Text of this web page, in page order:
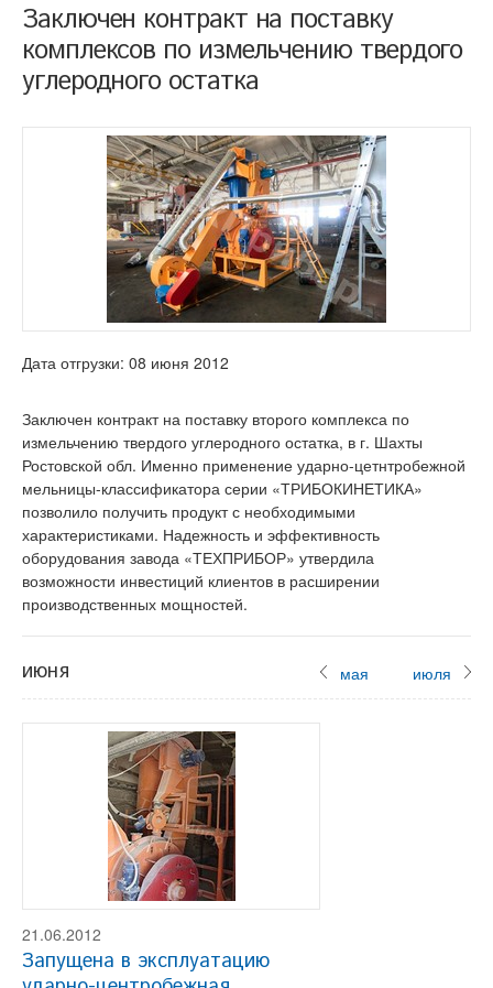
Заключен контракт на поставку
комплексов по измельчению твердого
углеродного остатка
Дата отгрузки: 08 июня 2012
Заключен контракт на поставку второго комплекса по
измельчению твердого углеродного остатка, в г. Шахты
Ростовской обл. Именно применение ударно-цетнтробежной
мельницы-классификатора серии «ТРИБОКИНЕТИКА»
позволило получить продукт с необходимыми
характеристиками. Надежность и эффективность
оборудования завода «ТЕХПРИБОР» утвердила
возможности инвестиций клиентов в расширении
производственных мощностей.
мая июля
июня
21.06.2012
Запущена в эксплуатацию